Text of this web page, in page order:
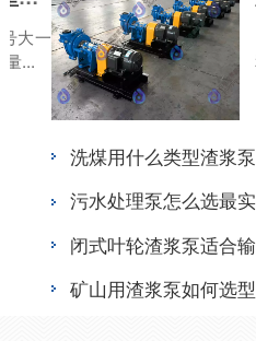
大一
...
洗煤用什么类型渣浆泵
闭式叶轮渣浆泵适合
矿山用渣浆泵如何选型